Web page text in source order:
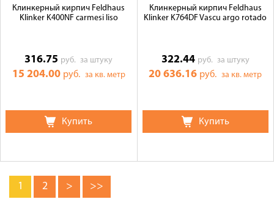
Клинкерный кирпич Feldhaus
Klinker K400NF carmesi liso
316.75 руб.за штуку
15 204.00 руб. за кв. метр
Купить
Клинкерный кирпич Feldhaus
Klinker K764DF Vascu argo rotado
322.44 руб. за штуку
20 636.16 руб.за кв. метр
Купить
1 2 > >>